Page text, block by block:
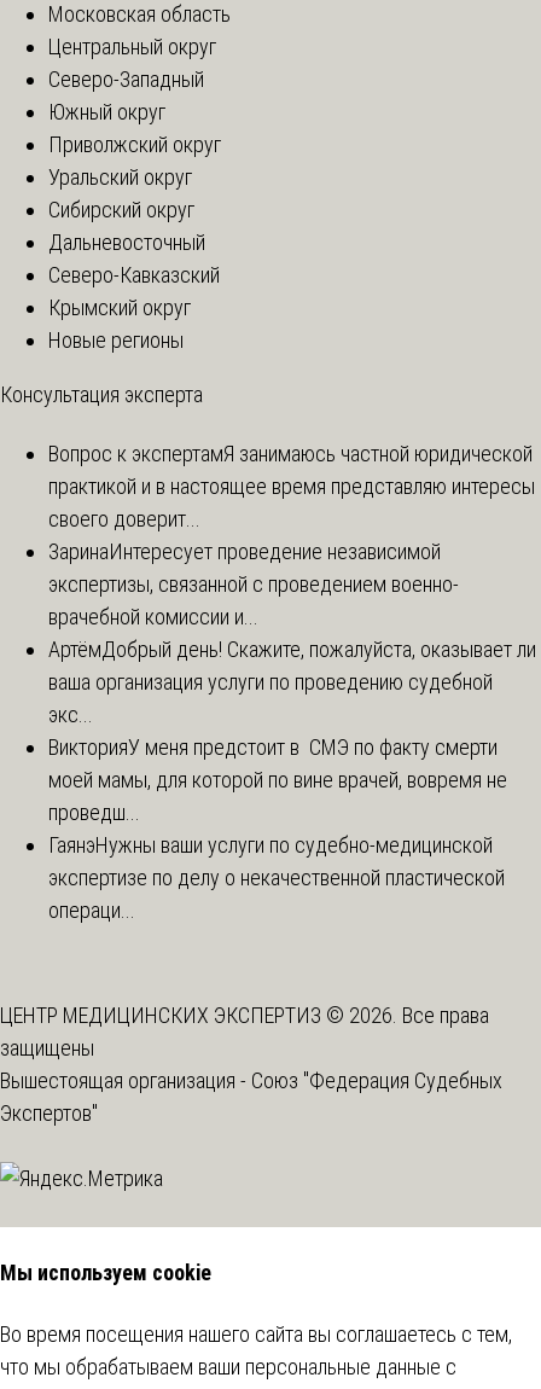
Московская область
Центральный округ
Северо-Западный
Южный округ
Приволжский округ
Уральский округ
Сибирский округ
Дальневосточный
Северо-Кавказский
Крымский округ
Новые регионы
Консультация эксперта
Вопрос к экспертамЯ занимаюсь частной юридической
практикой и в настоящее время представляю интересы
своего доверит...
ЗаринаИнтересует проведение независимой
экспертизы, связанной с проведением военно-
врачебной комиссии и...
АртёмДобрый день! Скажите, пожалуйста, оказывает ли
ваша организация услуги по проведению судебной
экс...
ВикторияУ меня предстоит в СМЭ по факту смерти
моей мамы, для которой по вине врачей, вовремя не
проведш...
ГаянэНужны ваши услуги по судебно-медицинской
экспертизе по делу о некачественной пластической
операци...
ЦЕНТР МЕДИЦИНСКИХ ЭКСПЕРТИЗ © 2026. Все права
защищены
Вышестоящая организация - Союз "Федерация Судебных
Экспертов"
Мы используем cookie
Во время посещения нашего сайта вы соглашаетесь с тем,
что мы обрабатываем ваши персональные данные с